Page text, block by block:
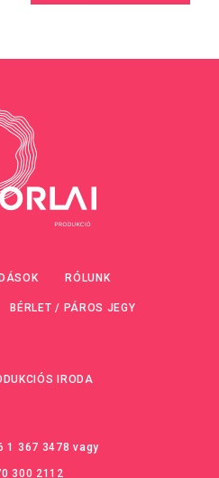
RÓLUNK
BÉRLET / PÁROS JEGY
IRODA
1 367 3478 vagy
300 2112